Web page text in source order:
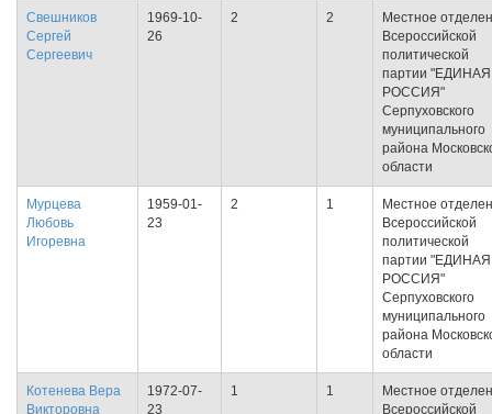
Свешников
Сергей
Сергеевич
1969-10-
26
2 2
Местное
Всероссийской
политической
партии "ЕДИНАЯ
РОССИЯ"
Серпуховского
муниципального
района
области
Мурцева
Любовь
Игоревна
1959-01-
23
2 1
Местное
Всероссийской
политической
партии "ЕДИНАЯ
РОССИЯ"
Серпуховского
муниципального
района
области
Котенева Вера
Викторовна
1972-07-
23
1 1
Местное
Всероссийской